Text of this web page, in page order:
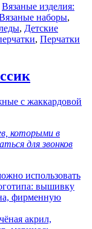
Вязаные изделия:
наборы,
, Детские
, Перчатки
с жаккардовой
которыми в
для звонков
использовать
вышивку
фирменную
акрил,